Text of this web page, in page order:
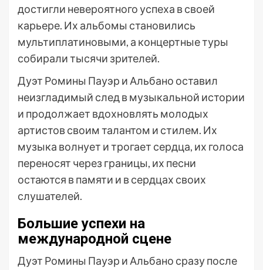
достигли невероятного успеха в своей
карьере. Их альбомы становились
мультиплатиновыми, а концертные туры
собирали тысячи зрителей.
Дуэт Ромины Пауэр и Альбано оставил
неизгладимый след в музыкальной истории
и продолжает вдохновлять молодых
артистов своим талантом и стилем. Их
музыка волнует и трогает сердца, их голоса
переносят через границы, их песни
остаются в памяти и в сердцах своих
слушателей.
Большие успехи на
международной сцене
Дуэт Ромины Пауэр и Альбано сразу после